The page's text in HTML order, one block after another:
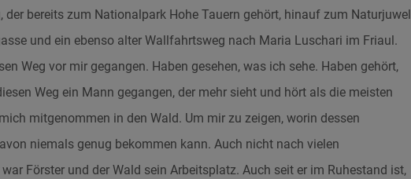
der bereits zum Nationalpark Hohe Tauern gehört, hinauf zum Naturjuwel
und ein ebenso alter Wallfahrtsweg nach Maria Luschari im Friaul.
Weg vor mir gegangen. Haben gesehen, was ich sehe. Haben gehört,
Weg ein Mann gegangen, der mehr sieht und hört als die meisten
mitgenommen in den Wald. Um mir zu zeigen, worin dessen
niemals genug bekommen kann. Auch nicht nach vielen
Förster und der Wald sein Arbeitsplatz. Auch seit er im Ruhestand ist,